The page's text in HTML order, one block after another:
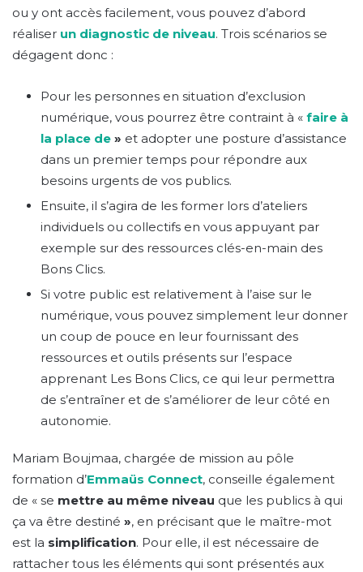
ou y ont accès facilement, vous pouvez d’abord
réaliser un diagnostic de niveau. Trois scénarios se
dégagent donc :
Pour les personnes en situation d’exclusion
numérique, vous pourrez être contraint à « faire à
la place de » et adopter une posture d’assistance
dans un premier temps pour répondre aux
besoins urgents de vos publics.
Ensuite, il s’agira de les former lors d’ateliers
individuels ou collectifs en vous appuyant par
exemple sur des ressources clés-en-main des
Bons Clics.
Si votre public est relativement à l’aise sur le
numérique, vous pouvez simplement leur donner
un coup de pouce en leur fournissant des
ressources et outils présents sur l’espace
apprenant Les Bons Clics, ce qui leur permettra
de s’entraîner et de s’améliorer de leur côté en
autonomie.
Mariam Boujmaa, chargée de mission au pôle
formation d’Emmaüs Connect, conseille également
de « se mettre au même niveau que les publics à qui
ça va être destiné », en précisant que le maître-mot
est la simplification. Pour elle, il est nécessaire de
rattacher tous les éléments qui sont présentés aux